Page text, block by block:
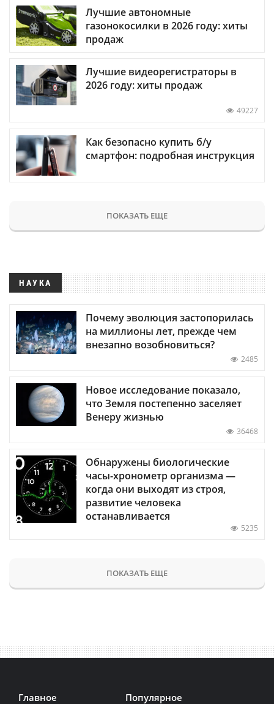
Лучшие автономные
газонокосилки в 2026 году: хиты
продаж
Лучшие видеорегистраторы в
2026 году: хиты продаж
49227
Как безопасно купить б/у
смартфон: подробная инструкция
ПОКАЗАТЬ ЕЩЕ
НАУКА
Почему эволюция застопорилась
на миллионы лет, прежде чем
внезапно возобновиться?
2485
Новое исследование показало,
что Земля постепенно заселяет
Венеру жизнью
36468
Обнаружены биологические
часы-хронометр организма —
когда они выходят из строя,
развитие человека
останавливается
5235
ПОКАЗАТЬ ЕЩЕ
Главное Популярное